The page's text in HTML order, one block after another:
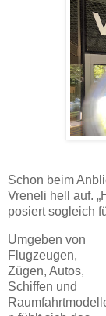
Schon beim
Vreneli hell auf.
posiert sogleich
Umgeben von
Flugzeugen,
Zügen, Autos,
Schiffen und